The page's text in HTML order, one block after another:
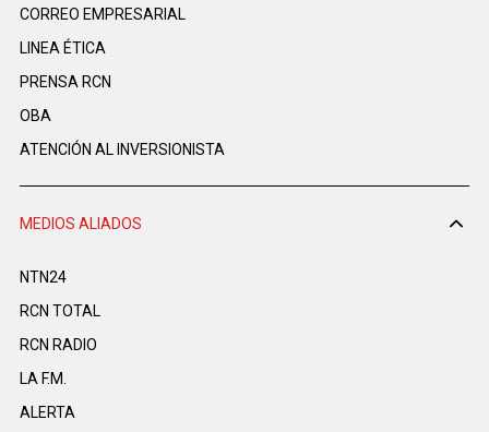
CORREO EMPRESARIAL
LINEA ÉTICA
PRENSA RCN
OBA
ATENCIÓN AL INVERSIONISTA
MEDIOS ALIADOS
NTN24
RCN TOTAL
RCN RADIO
LA F.M.
ALERTA